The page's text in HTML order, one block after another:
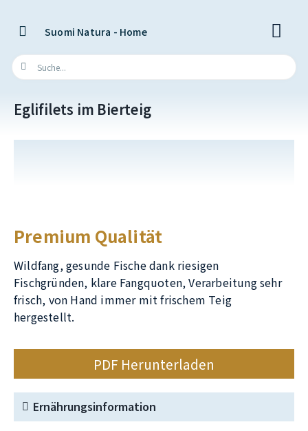
Suomi Natura - Home
Eglifilets im Bierteig
Premium Qualität
Wildfang, gesunde Fische dank riesigen
Fischgründen, klare Fangquoten, Verarbeitung sehr
frisch, von Hand immer mit frischem Teig
hergestellt.
PDF Herunterladen
Ernährungsinformation